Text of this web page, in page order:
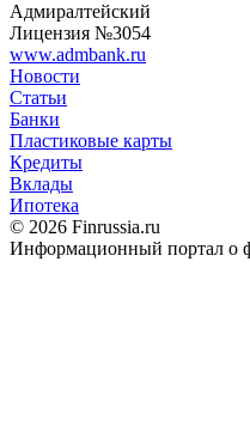
Адмиралтейский
Лицензия №3054
www.admbank.ru
Новости
Статьи
Банки
Пластиковые карты
Кредиты
Вклады
Ипотека
© 2026 Finrussia.ru
Информационный портал о